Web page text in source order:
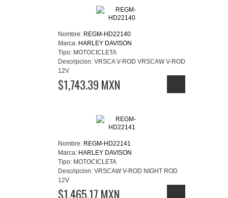
Nombre: REGM-HD22140
Marca: HARLEY DAVISON
Tipo: MOTOCICLETA
Descripcion: VRSCA V-ROD VRSCAW V-ROD
12V
$1,743.39 MXN
Nombre: REGM-HD22141
Marca: HARLEY DAVISON
Tipo: MOTOCICLETA
Descripcion: VRSCAW V-ROD NIGHT ROD
12V
$1,465.17 MXN